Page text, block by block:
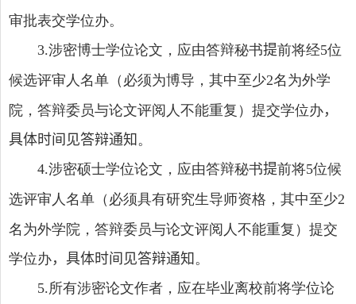
审批表交学位办。
3.涉密博士学位论文，应由答辩秘书提前将经5位
候选评审人名单（必须为博导，其中至少2名为外学
院，答辩委员与论文评阅人不能重复）提交学位办，
具体时间见答辩通知。
4.涉密硕士学位论文，应由答辩秘书提前将5位候
选评审人名单（必须具有研究生导师资格，其中至少2
名为外学院，答辩委员与论文评阅人不能重复）提交
学位办，具体时间见答辩通知。
5.所有涉密论文作者，应在毕业离校前将学位论